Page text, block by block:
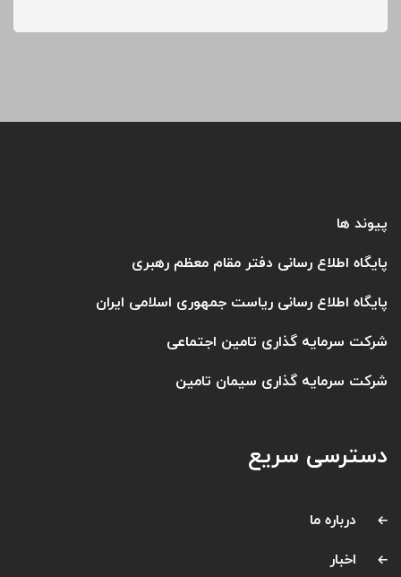
پیوند ها
پایگاه اطلاع رسانی دفتر مقام معظم رهبری
پایگاه اطلاع رسانی ریاست جمهوری اسلامی ایران
شرکت سرمایه گذاری تامین اجتماعی
شرکت سرمایه گذاری سیمان تامین
دسترسی سریع
درباره ما
اخبار